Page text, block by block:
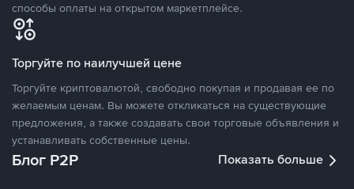
способы оплаты на открытом маркетплейсе.
Торгуйте по наилучшей цене
Торгуйте криптовалютой, свободно покупая и продавая ее по
желаемым ценам. Вы можете откликаться на существующие
предложения, а также создавать свои торговые объявления и
устанавливать собственные цены.
Блог P2P Показать больше